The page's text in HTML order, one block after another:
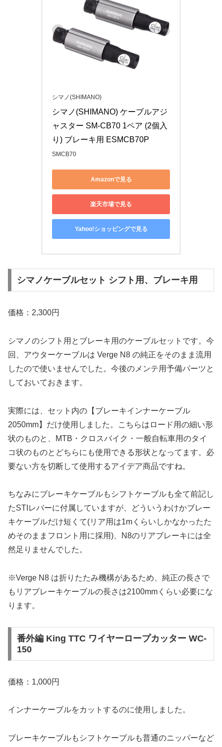
シマノ(SHIMANO)
シマノ(SHIMANO) ケーブルアジ
ャスター SM-CB70 1ペア (2個入
り) ブレーキ用 ESMCB70P
SMCB70
Amazonで見る
楽天市場で見る
Yahoo!ショッピングで見る
シマノケーブルセット シフト用、ブレーキ用
価格：2,300円
シマノのシフト用とブレーキ用のケーブルセットです。今
回、アウターケーブルは Verge N8 の純正をそのまま流用
したので使いませんでした。今後のメンテ用予備パーツと
しておいておきます。
実際には、セット内の【ブレーキインナーケーブル
2050mm】だけ使用しました。こちらはロード用の細い形
状のものと、MTB・クロスバイク・一般自転車用のタイ
コ状のものとどちらにも使用できる形状となってます。必
要ない方を切断して使用するアイデア商品ですね。
ちなみにブレーキケーブルもシフトケーブルも全て前記し
たSTIレバーに付属していますが、どういうわけかブレー
キケーブルだけ短くて(リア用は1mくらいしかなかったた
めそのままフロント用に採用)、N8のリアブレーキには全
然足りませんでした。
※Verge N8 は折りたたみ機構があるため、純正の長さで
もリアブレーキケーブルの長さは2100mmくらい必要にな
ります。
番外編 King TTC ワイヤーロープカッター WC-
150
価格：1,000円
インナーケーブルをカットするのに使用しました。
ブレーキケーブルもシフトケーブルも普通のニッパーなど